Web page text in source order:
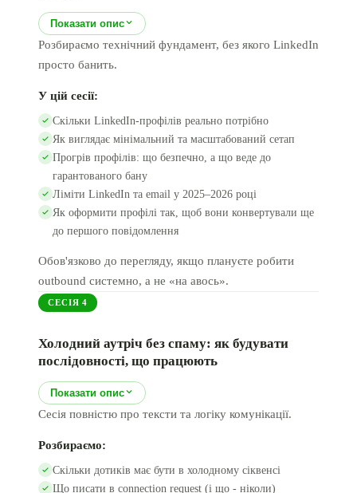
Показати опис
Розбираємо технічний фундамент, без якого LinkedIn
просто банить.
У цій сесії:
Скільки LinkedIn-профілів реально потрібно
Як виглядає мінімальний та масштабований сетап
Прогрів профілів: що безпечно, а що веде до
гарантованого бану
Ліміти LinkedIn та email у 2025–2026 році
Як оформити профілі так, щоб вони конвертували ще
до першого повідомлення
Обов'язково до перегляду, якщо плануєте робити
outbound системно, а не «на авось».
СЕСІЯ 4
Холодний аутріч без спаму: як будувати
послідовності, що працюють
Показати опис
Сесія повністю про тексти та логіку комунікації.
Розбираємо:
Скільки дотиків має бути в холодному сіквенсі
Що писати в connection request (і що - ніколи)